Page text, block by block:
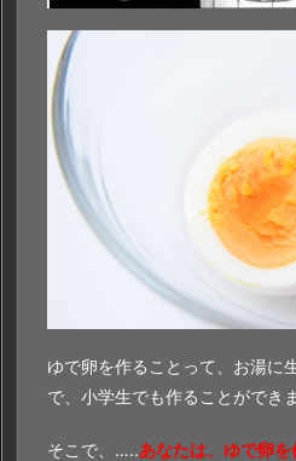
ゆで卵を作ることって、お湯に
で、小学生でも作ることができ
そこで、…..あなたは、ゆで卵